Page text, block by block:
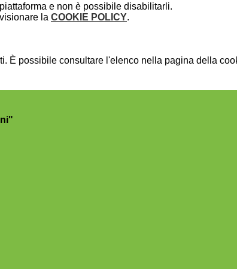
e non è possibile disabilitarli.
la COOKIE POLICY.
È possibile consultare l'elenco nella pagina della